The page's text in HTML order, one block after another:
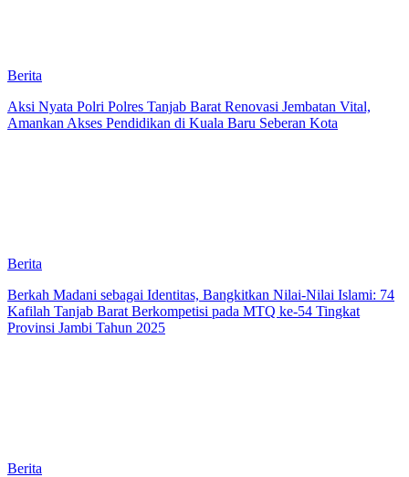
Berita
Aksi Nyata Polri Polres Tanjab Barat Renovasi Jembatan Vital,
Amankan Akses Pendidikan di Kuala Baru ​Seberan Kota
Berita
Berkah Madani sebagai Identitas, Bangkitkan Nilai-Nilai Islami: 74
Kafilah Tanjab Barat Berkompetisi pada MTQ ke-54 Tingkat
Provinsi Jambi Tahun 2025
Berita